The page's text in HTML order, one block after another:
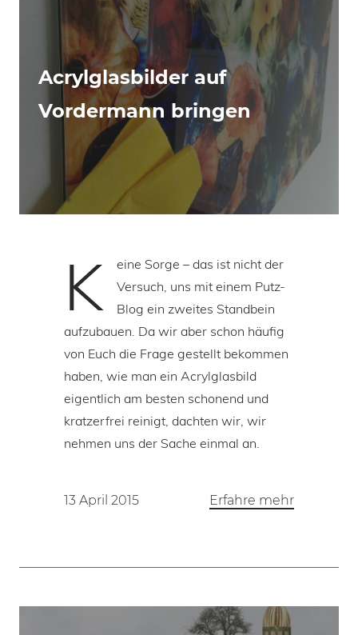
Acrylglasbilder auf
Vordermann bringen
K
eine Sorge – das ist nicht der
Versuch, uns mit einem Putz-
Blog ein zweites Standbein
aufzubauen. Da wir aber schon häufig
von Euch die Frage gestellt bekommen
haben, wie man ein Acrylglasbild
eigentlich am besten schonend und
kratzerfrei reinigt, dachten wir, wir
nehmen uns der Sache einmal an.
13 April 2015 Erfahre mehr